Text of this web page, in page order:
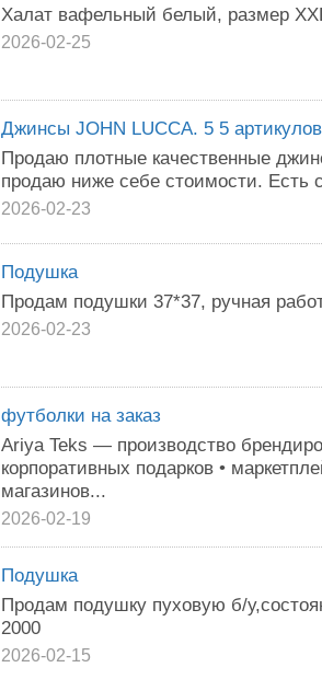
Халат вафельный белый, размер
2026-02-25
Джинсы JOHN LUCCA. 5 5
Продаю плотные качественные
продаю ниже себе стоимости. Есть
2026-02-23
Подушка
Продам подушки 37*37, ручная
2026-02-23
футболки на заказ
Ariya Teks — производство
корпоративных подарков •
магазинов...
2026-02-19
Подушка
Продам подушку пуховую б/
2000
2026-02-15